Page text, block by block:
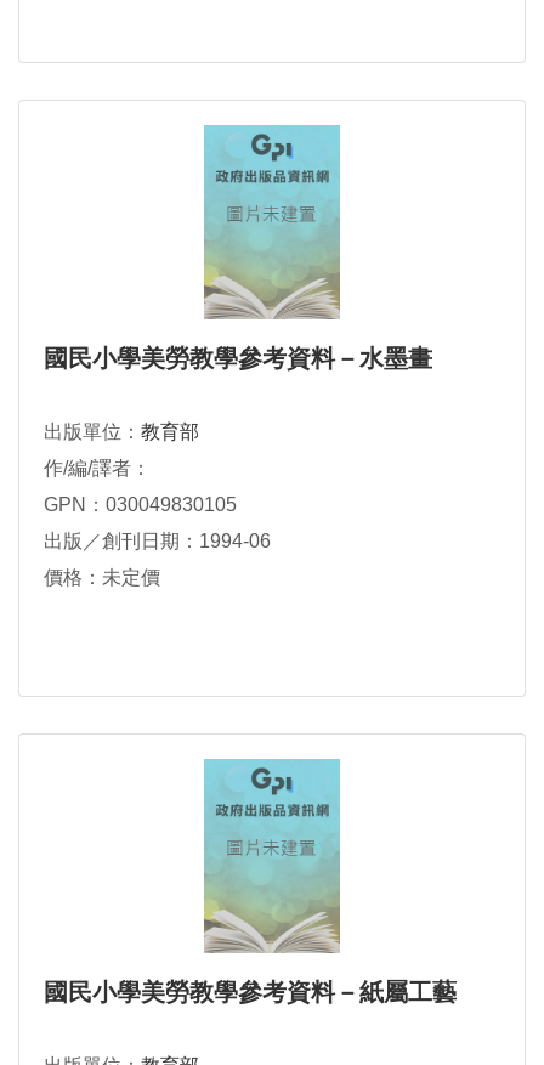
國民小學美勞教學參考資料－水墨畫
出版單位： 教育部
作/編/譯者：
GPN：030049830105
出版／創刊日期：1994-06
價格：未定價
國民小學美勞教學參考資料－紙屬工藝